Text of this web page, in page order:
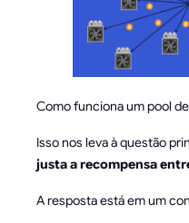
Como funciona um pool
Isso nos leva à questão
justa a recompensa
A resposta está em um